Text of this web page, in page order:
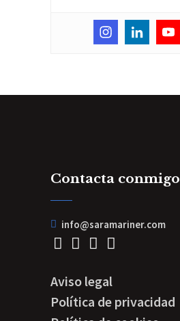
Contacta conmigo
info@saramariner.com
Aviso legal
Política de privacidad